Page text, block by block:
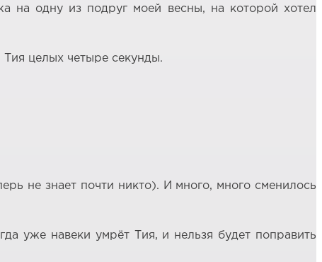
на одну из подруг моей весны, на которой хотел
целых четыре секунды.
не знает почти никто). И много, много сменилось
уже навеки умрёт Тия, и нельзя будет поправить